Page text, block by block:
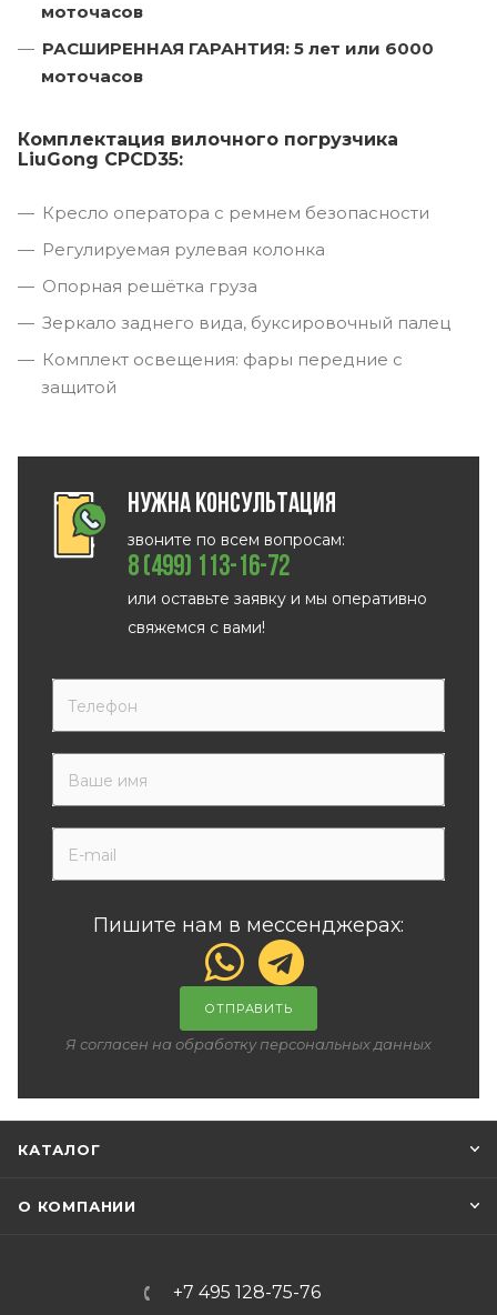
моточасов
РАСШИРЕННАЯ ГАРАНТИЯ: 5 лет или 6000
моточасов
Комплектация вилочного погрузчика
LiuGong CPCD35:
Кресло оператора с ремнем безопасности
Регулируемая рулевая колонка
Опорная решётка груза
Зеркало заднего вида, буксировочный палец
Комплект освещения: фары передние с
защитой
Нужна консультация
звоните по всем вопросам:
8 (499) 113-16-72
или оставьте заявку и мы оперативно
свяжемся с вами!
Пишите нам в мессенджерах:
ОТПРАВИТЬ
Я согласен на обработку персональных данных
КАТАЛОГ
О КОМПАНИИ
+7 495 128-75-76